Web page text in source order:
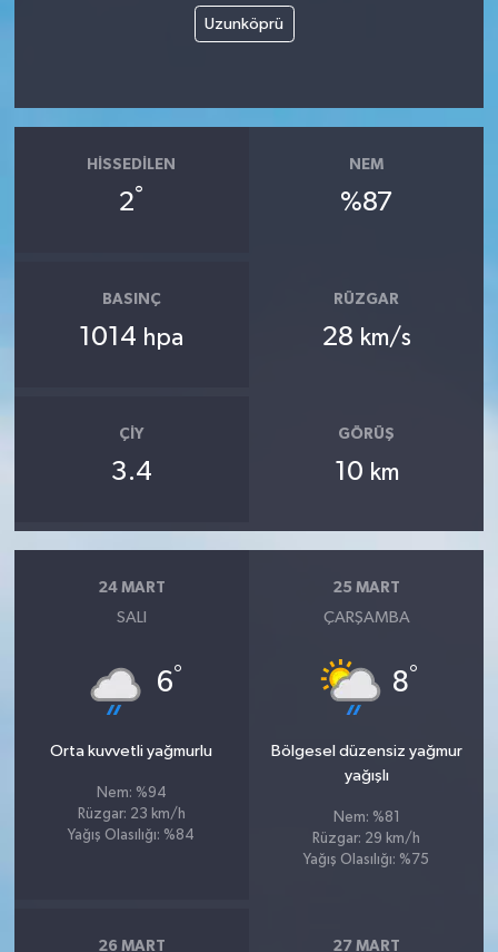
Uzunköprü
HISSEDILEN
2°
NEM
%87
BASINÇ
1014 hpa
RÜZGAR
28 km/s
ÇIY
3.4
GÖRÜŞ
10 km
24 MART
SALI
6°
Orta kuvvetli yağmurlu
Nem: %94
Rüzgar: 23 km/h
Yağış Olasılığı: %84
25 MART
ÇARŞAMBA
8°
Bölgesel düzensiz yağmur
yağışlı
Nem: %81
Rüzgar: 29 km/h
Yağış Olasılığı: %75
26 MART 27 MART